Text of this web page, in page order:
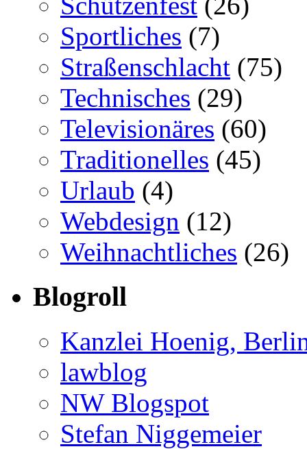
Sportliches (7)
Straßenschlacht (75)
Technisches (29)
Televisionäres (60)
Traditionelles (45)
Urlaub (4)
Webdesign (12)
Weihnachtliches (26)
Blogroll
Kanzlei Hoenig,
lawblog
NW Blogspot
Stefan Niggemeier